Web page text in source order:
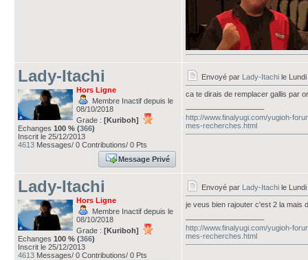
Lady-Itachi
Hors Ligne
Membre Inactif depuis le
08/10/2018
Grade : [Kuriboh]
Echanges 100 % (366)
Inscrit le 25/12/2013
4613 Messages/ 0 Contributions/ 0 Pts
Message Privé
Envoyé par Lady-Itachi le
ca te dirais de remplacer gallis par
http://www.finalyugi.com/yugioh-
mes-recherches.html
Lady-Itachi
Hors Ligne
Membre Inactif depuis le
08/10/2018
Grade : [Kuriboh]
Echanges 100 % (366)
Inscrit le 25/12/2013
4613 Messages/ 0 Contributions/ 0 Pts
Envoyé par Lady-Itachi le
je veus bien rajouter c'est 2 la mais
http://www.finalyugi.com/yugioh-
mes-recherches.html